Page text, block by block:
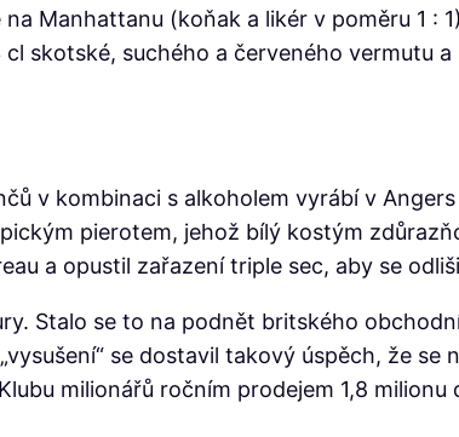
Manhattanu (koňak a likér v poměru 1 :
skotské, suchého a červeného vermutu
v kombinaci s alkoholem vyrábí v
pierotem, jehož bílý kostým
a opustil zařazení triple sec, aby se
Stalo se to na podnět britského
se dostavil takový úspěch, že
milionářů ročním prodejem 1,8